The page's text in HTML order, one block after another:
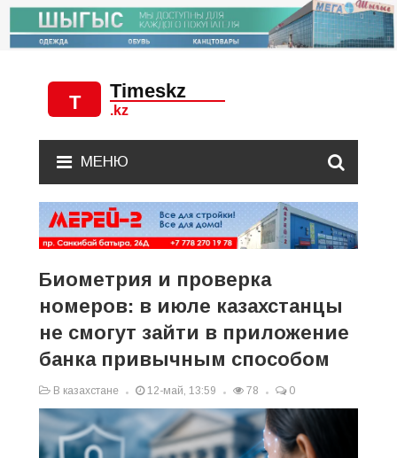
МЕНЮ
Биометрия и проверка
номеров: в июле казахстанцы
не смогут зайти в приложение
банка привычным способом
В казахстане 12-май, 13:59 78 0